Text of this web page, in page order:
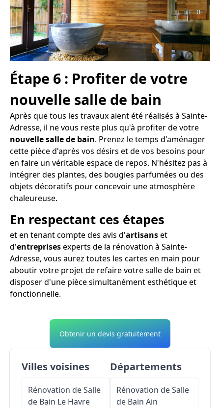
Étape 6 : Profiter de votre
nouvelle salle de bain
Après que tous les travaux aient été réalisés à Sainte-
Adresse, il ne vous reste plus qu'à profiter de votre
nouvelle salle de bain. Prenez le temps d'aménager
cette pièce d'après vos désirs et de vos besoins pour
en faire un véritable espace de repos. N'hésitez pas à
intégrer des plantes, des bougies parfumées ou des
objets décoratifs pour concevoir une atmosphère
chaleureuse.
En respectant ces étapes
et en tenant compte des avis d'artisanset
d'entreprisesexperts de la rénovation à Sainte-
Adresse, vous aurez toutes les cartes en main pour
aboutir votre projet de refaire votre salle de bain et
disposer d'une pièce simultanément esthétique et
fonctionnelle.
Obtenir un devis gratuitement
Villes voisines
Rénovation de Salle
de Bain Le Havre
Départements
Rénovation de Salle
de Bain Ain